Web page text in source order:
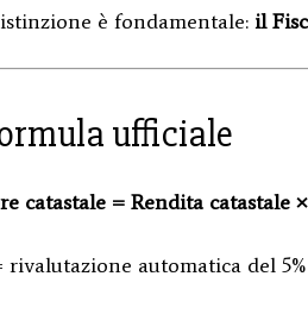
è fondamentale: il
ufficiale
catastale = Rendita catastale
automatica del 5%